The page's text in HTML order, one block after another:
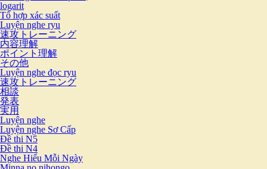
logarit
Tổ hợp xác suất
Luyện nghe ryu
速攻トレーニング
内容理解
ポイント理解
その他
Luyện nghe đọc ryu
速攻トレーニング
相談
発表
実用
Luyện nghe
Luyện nghe Sơ Cấp
Đề thi N5
Đề thi N4
Nghe Hiểu Mỗi Ngày